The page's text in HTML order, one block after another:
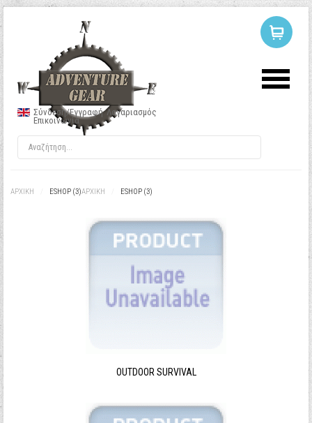
Σύνδεση/Εγγραφή Λογαριασμός
Επικοινωνία
ΑΡΧΙΚΉ ESHOP (3)ΑΡΧΙΚΉ ESHOP (3)
OUTDOOR SURVIVAL
ΣΥΝΔΕΣΗ
Κωδικός
Να με θυμάσαι